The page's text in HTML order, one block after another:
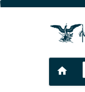
home